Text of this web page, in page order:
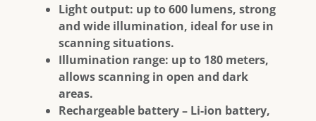
Light output: up to 600 lumens, strong
and wide illumination, ideal for use in
scanning situations.
Illumination range: up to 180 meters,
allows scanning in open and dark
areas.
Rechargeable battery – Li-ion battery,